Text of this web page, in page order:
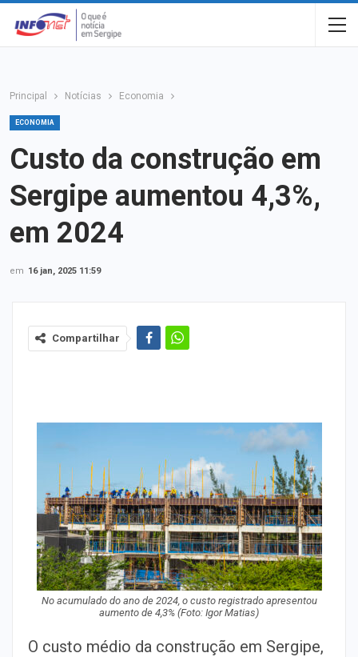
Principal Notícias Economia
ECONOMIA
Custo da construção em
Sergipe aumentou 4,3%,
em 2024
em 16 jan, 2025 11:59
Compartilhar
No acumulado do ano de 2024, o custo registrado apresentou
aumento de 4,3% (Foto: Igor Matias)
O custo médio da construção em Sergipe,